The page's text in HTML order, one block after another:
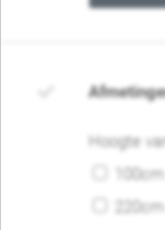
Hoogte
100cm